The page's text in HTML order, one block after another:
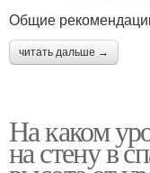
Общие
читать дальше →
На каком
на стену в